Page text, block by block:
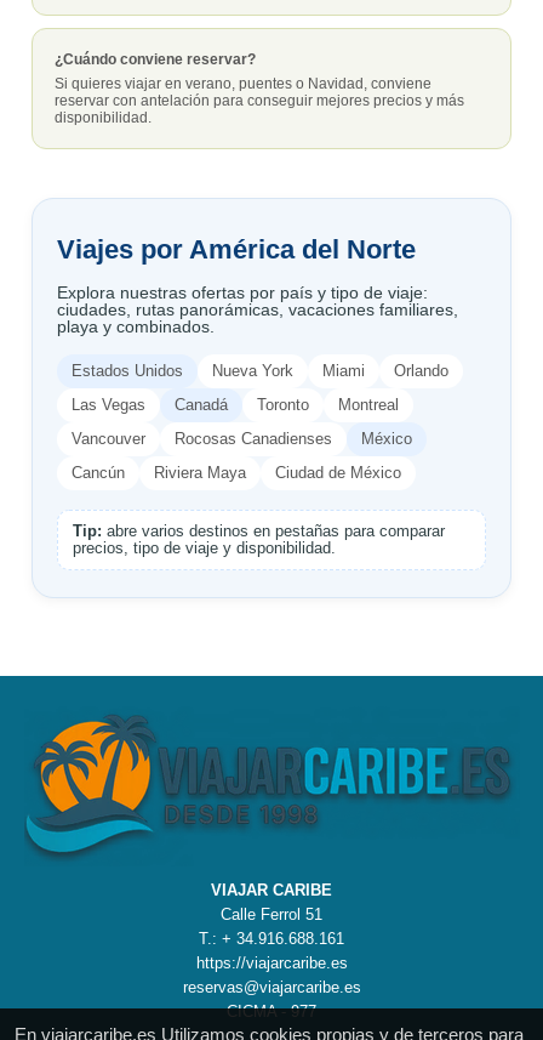
En viajarcaribe.es Utilizamos cookies propias y de terceros para
¿Cuándo conviene reservar?
Si quieres viajar en verano, puentes o Navidad, conviene
reservar con antelación para conseguir mejores precios y más
disponibilidad.
Viajes por América del Norte
Explora nuestras ofertas por país y tipo de viaje:
ciudades, rutas panorámicas, vacaciones familiares,
playa y combinados.
Estados Unidos Nueva York Miami
Orlando
Las Vegas
Canadá Toronto
Montreal
Vancouver
Rocosas Canadienses
México
Cancún
Riviera Maya Ciudad de México
Tip: abre varios destinos en pestañas para comparar
precios, tipo de viaje y disponibilidad.
VIAJAR CARIBE
Calle Ferrol 51
T.: + 34.916.688.161
https://viajarcaribe.es
reservas@viajarcaribe.es
CICMA - 977